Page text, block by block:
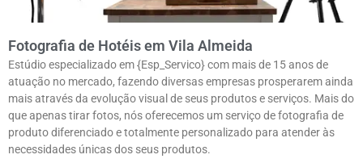
Fotografia de Hotéis em Vila Almeida
Estúdio especializado em {Esp_Servico} com mais de 15 anos de
atuação no mercado, fazendo diversas empresas prosperarem ainda
mais através da evolução visual de seus produtos e serviços. Mais do
que apenas tirar fotos, nós oferecemos um serviço de fotografia de
produto diferenciado e totalmente personalizado para atender às
necessidades únicas dos seus produtos.